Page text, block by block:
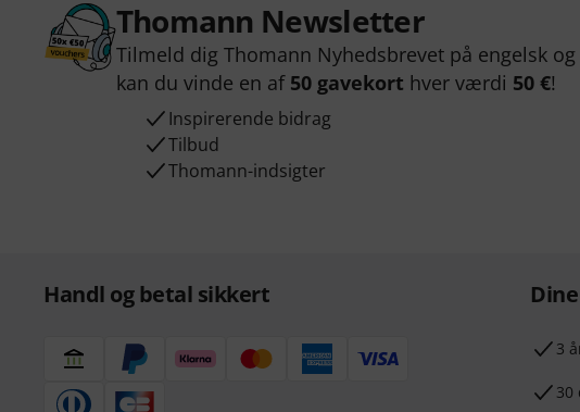
Thomann Newsletter
Tilmeld dig Thomann Nyhedsbrevet på engelsk
kan du vinde en af 50 gavekort hver værdi 50 €!
Inspirerende bidrag
Tilbud
Thomann-indsigter
Handl og betal sikkert
3
30